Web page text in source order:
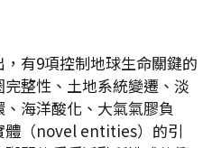
，有9項控制地球生命關鍵的
整性、土地系統變遷、淡
海洋酸化、大氣氣膠負
體（novel entities）的引